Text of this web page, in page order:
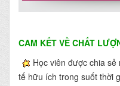
CAM KẾT VỀ CHẤT
Học viên được chia
tế hữu ích trong suốt thời